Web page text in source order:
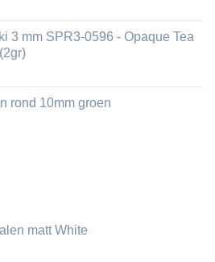
3 mm SPR3-0596 - Opaque Tea
rond 10mm groen
matt White